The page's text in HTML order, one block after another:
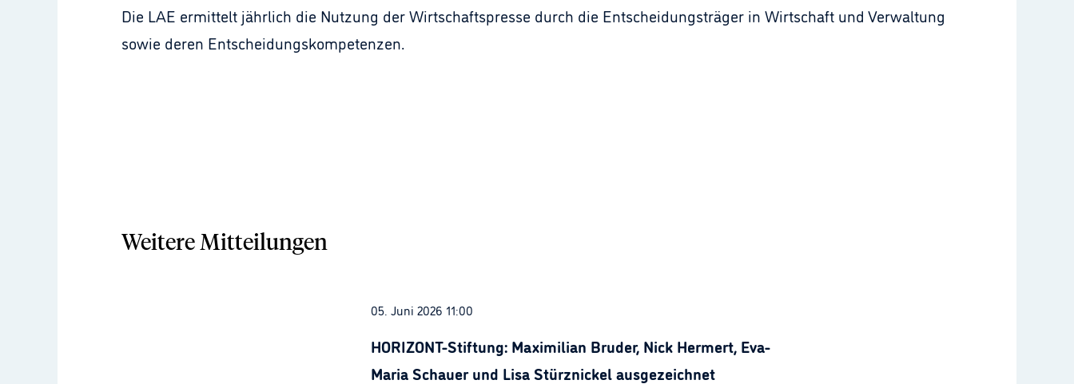
Die LAE ermittelt jährlich die Nutzung der Wirtschaftspresse durch die Entscheidungsträger in Wirtschaft und Verwaltung
sowie deren Entscheidungskompetenzen.
Weitere Mitteilungen
05. Juni 2026 11:00
HORIZONT-Stiftung: Maximilian Bruder, Nick Hermert, Eva-
Maria Schauer und Lisa Stürznickel ausgezeichnet